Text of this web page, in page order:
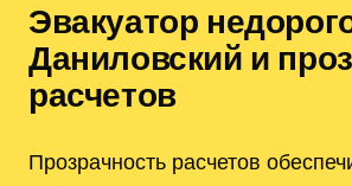
Эвакуатор
Даниловский и
расчетов
Прозрачность расчетов